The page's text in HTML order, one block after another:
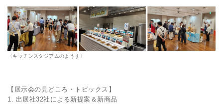
〈キッチンスタジアムのようす〉
【展示会の見どころ・トピックス】
1. 出展社32社による新提案＆新商品